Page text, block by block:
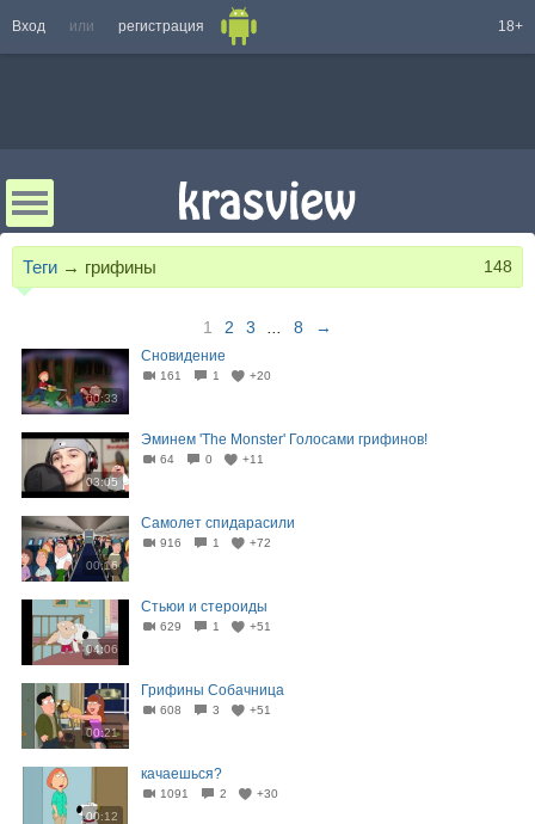
Вход или регистрация 18+
Теги → грифины 148
1 2 3 8 →
00:33
Сновидение
161 1 +20
03:05
Эминем 'The Monster' Голосами грифинов!
64 0 +11
00:16
Самолет спидарасили
916 1 +72
04:06
Стьюи и стероиды
629 1 +51
00:21
Грифины Собачница
608 3 +51
00:12
качаешься?
1091 2 +30